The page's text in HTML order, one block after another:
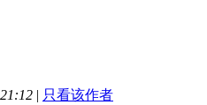
| 只看该作者